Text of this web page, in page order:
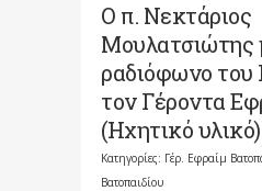
Ο π. Νεκτάριος
Μουλατσιώτης
ραδιόφωνο του
τον Γέροντα
(Ηχητικό υλικό)
Κατηγορίες: Γέρ. Εφραίμ
Βατοπαιδίου